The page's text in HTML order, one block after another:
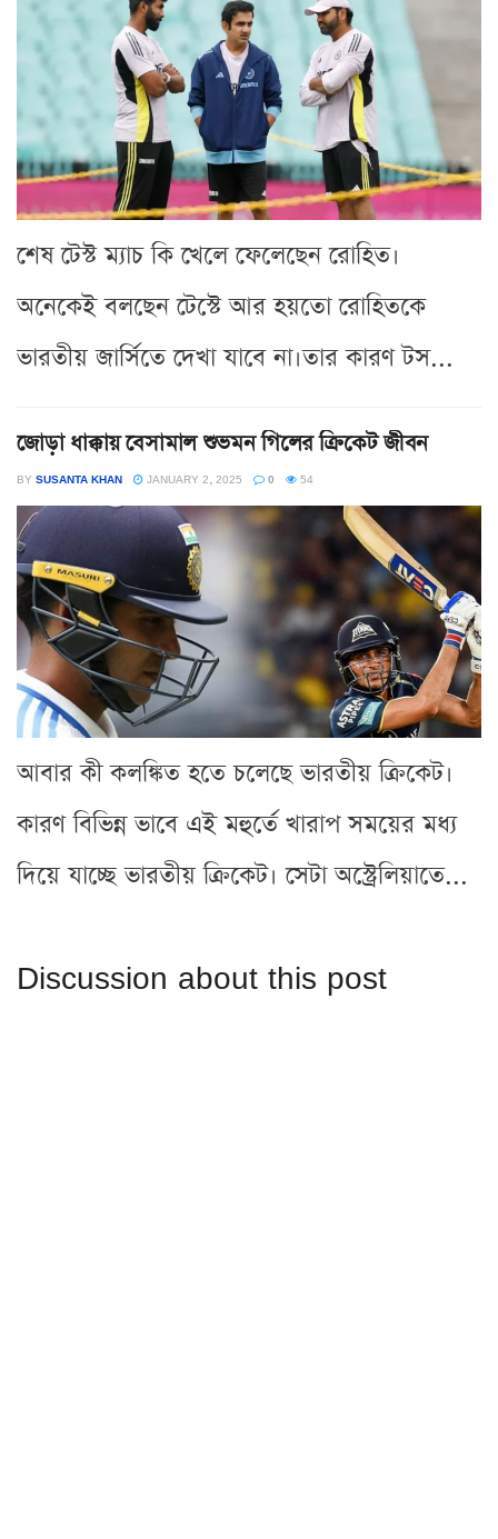
শেষ টেস্ট ম্যাচ কি খেলে ফেলেছেন রোহিত।
অনেকেই বলছেন টেস্টে আর হয়তো রোহিতকে
ভারতীয় জার্সিতে দেখা যাবে না।তার কারণ টস...
জোড়া ধাক্কায় বেসামাল শুভমন গিলের ক্রিকেট জীবন
BY SUSANTA KHAN JANUARY 2, 2025 0 54
আবার কী কলঙ্কিত হতে চলেছে ভারতীয় ক্রিকেট।
কারণ বিভিন্ন ভাবে এই মহুর্তে খারাপ সময়ের মধ্য
দিয়ে যাচ্ছে ভারতীয় ক্রিকেট। সেটা অস্ট্রেলিয়াতে...
Discussion about this post